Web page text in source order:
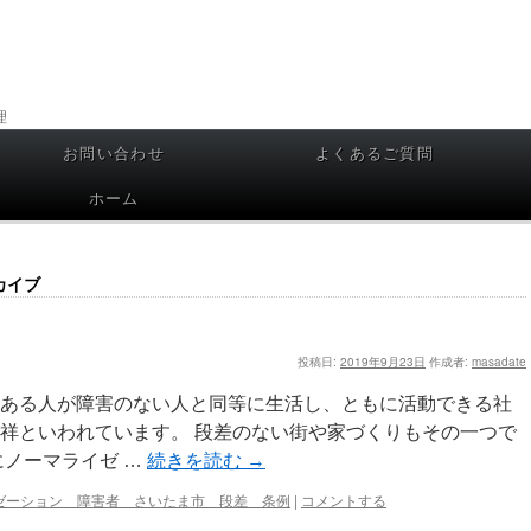
お問い合わせ
よくあるご質問
ホーム
イブ
投稿日: 2019年9月23日 作成者: masadate
る人が障害のない人と同等に生活し、ともに活動できる社
といわれています。 段差のない街や家づくりもその一つで
ノーマライゼ … 続きを読む →
ーション 障害者 さいたま市 段差 条例 | コメントする